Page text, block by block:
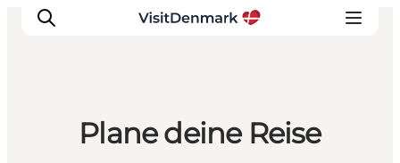
Inspiration
Plane deine Reise